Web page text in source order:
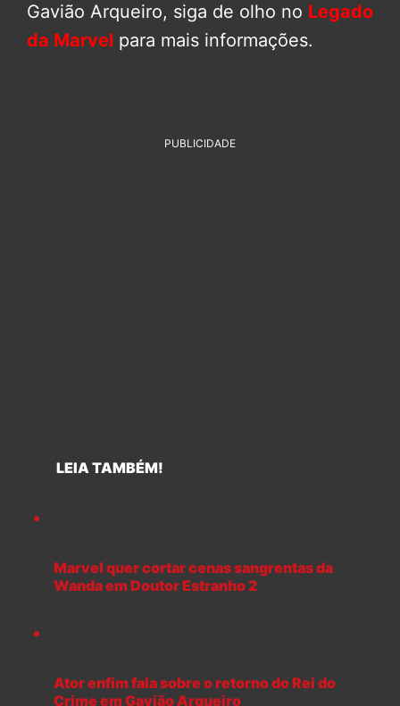
Gavião Arqueiro, siga de olho no Legado
da Marvel para mais informações.
PUBLICIDADE
LEIA TAMBÉM!
Marvel quer cortar cenas sangrentas da
Wanda em Doutor Estranho 2
Ator enfim fala sobre o retorno do Rei do
Crime em Gavião Arqueiro